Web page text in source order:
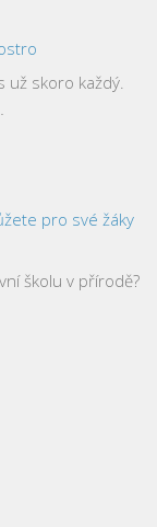
už skoro každý.
pro své žáky
školu v přírodě?